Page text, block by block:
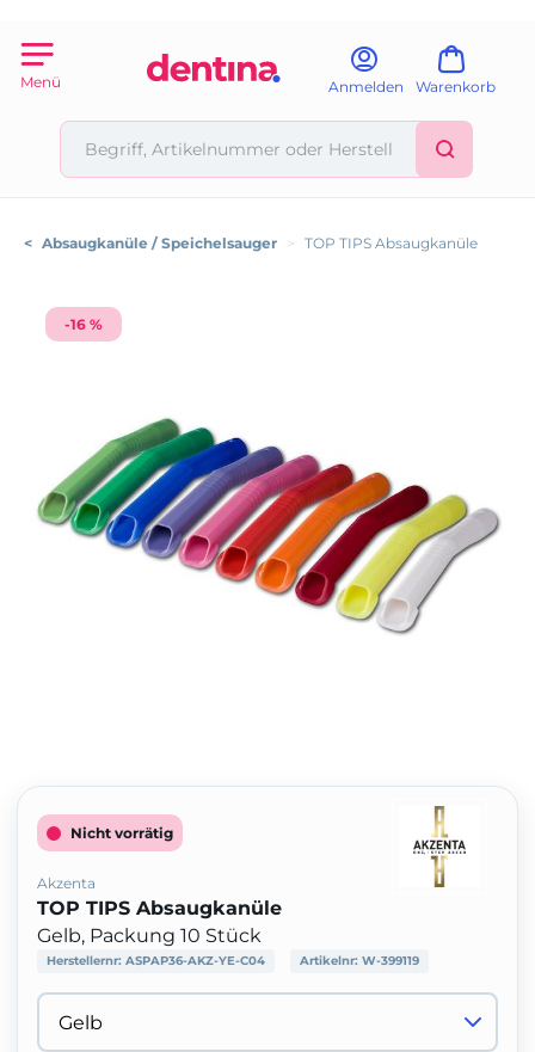
Menü Anmelden Warenkorb
< Absaugkanüle / Speichelsauger > TOP TIPS Absaugkanüle
-16 %
Nicht vorrätig
Akzenta
TOP TIPS Absaugkanüle
Gelb, Packung 10 Stück
Herstellernr: ASPAP36-AKZ-YE-C04 Artikelnr: W-399119